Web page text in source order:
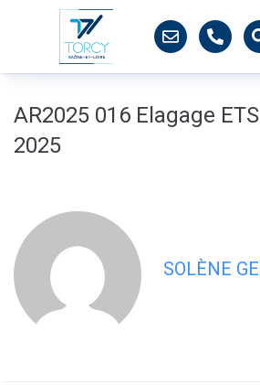
AR2025 016 Elagage
2025
SOLÈNE